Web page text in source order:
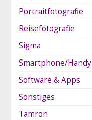
Portraitfotografie
Reisefotografie
Sigma
Smartphone/Handy
Software & Apps
Sonstiges
Tamron